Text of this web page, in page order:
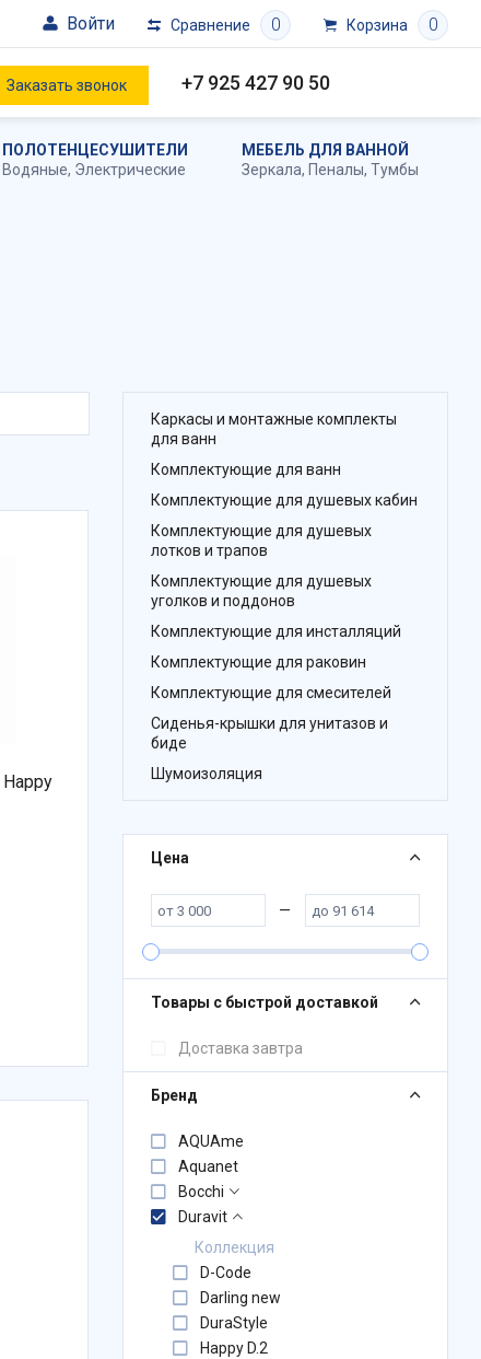
Войти Сравнение 0 Корзина 0
Заказать звонок +7 925 427 90 50
ПОЛОТЕНЦЕСУШИТЕЛИ
Водяные, Электрические
МЕБЕЛЬ ДЛЯ ВАННОЙ
Зеркала, Пеналы, Тумбы
Каркасы и монтажные комплекты
для ванн
Комплектующие для ванн
Комплектующие для душевых кабин
Комплектующие для душевых
лотков и трапов
Комплектующие для душевых
уголков и поддонов
Комплектующие для инсталляций
Комплектующие для раковин
Комплектующие для смесителей
Сиденья-крышки для унитазов и
биде
Шумоизоляция
Цена
—
Товары с быстрой доставкой
Доставка завтра
Бренд
AQUAme
Aquanet
Bocchi
Duravit
Коллекция
D-Code
Darling new
DuraStyle
Happy D.2